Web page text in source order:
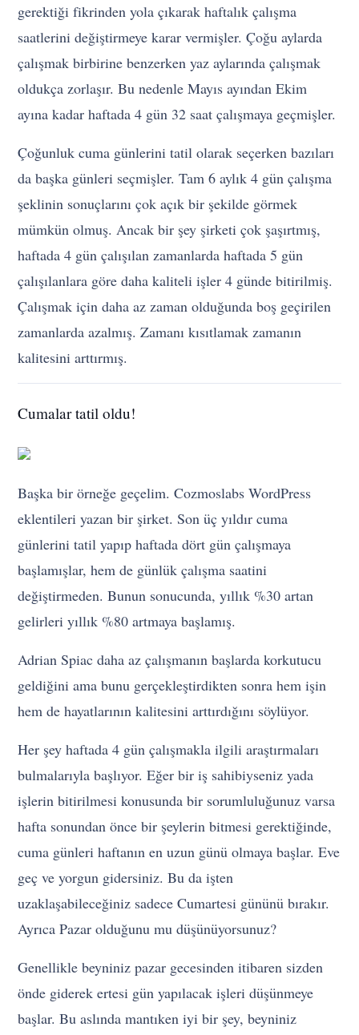
gerektiği fikrinden yola çıkarak haftalık çalışma
saatlerini değiştirmeye karar vermişler. Çoğu aylarda
çalışmak birbirine benzerken yaz aylarında çalışmak
oldukça zorlaşır. Bu nedenle Mayıs ayından Ekim
ayına kadar haftada 4 gün 32 saat çalışmaya geçmişler.
Çoğunluk cuma günlerini tatil olarak seçerken bazıları
da başka günleri seçmişler. Tam 6 aylık 4 gün çalışma
şeklinin sonuçlarını çok açık bir şekilde görmek
mümkün olmuş. Ancak bir şey şirketi çok şaşırtmış,
haftada 4 gün çalışılan zamanlarda haftada 5 gün
çalışılanlara göre daha kaliteli işler 4 günde bitirilmiş.
Çalışmak için daha az zaman olduğunda boş geçirilen
zamanlarda azalmış. Zamanı kısıtlamak zamanın
kalitesini arttırmış.
Cumalar tatil oldu!
Başka bir örneğe geçelim. Cozmoslabs WordPress
eklentileri yazan bir şirket. Son üç yıldır cuma
günlerini tatil yapıp haftada dört gün çalışmaya
başlamışlar, hem de günlük çalışma saatini
değiştirmeden. Bunun sonucunda, yıllık %30 artan
gelirleri yıllık %80 artmaya başlamış.
Adrian Spiac daha az çalışmanın başlarda korkutucu
geldiğini ama bunu gerçekleştirdikten sonra hem işin
hem de hayatlarının kalitesini arttırdığını söylüyor.
Her şey haftada 4 gün çalışmakla ilgili araştırmaları
bulmalarıyla başlıyor. Eğer bir iş sahibiyseniz yada
işlerin bitirilmesi konusunda bir sorumluluğunuz varsa
hafta sonundan önce bir şeylerin bitmesi gerektiğinde,
cuma günleri haftanın en uzun günü olmaya başlar. Eve
geç ve yorgun gidersiniz. Bu da işten
uzaklaşabileceğiniz sadece Cumartesi gününü bırakır.
Ayrıca Pazar olduğunu mu düşünüyorsunuz?
Genellikle beyniniz pazar gecesinden itibaren sizden
önde giderek ertesi gün yapılacak işleri düşünmeye
başlar. Bu aslında mantıken iyi bir şey, beyniniz